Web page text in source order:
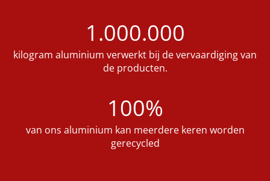
1.000.000
kilogram aluminium verwerkt bij de vervaardiging van
de producten.
100%
van ons aluminium kan meerdere keren worden
gerecycled